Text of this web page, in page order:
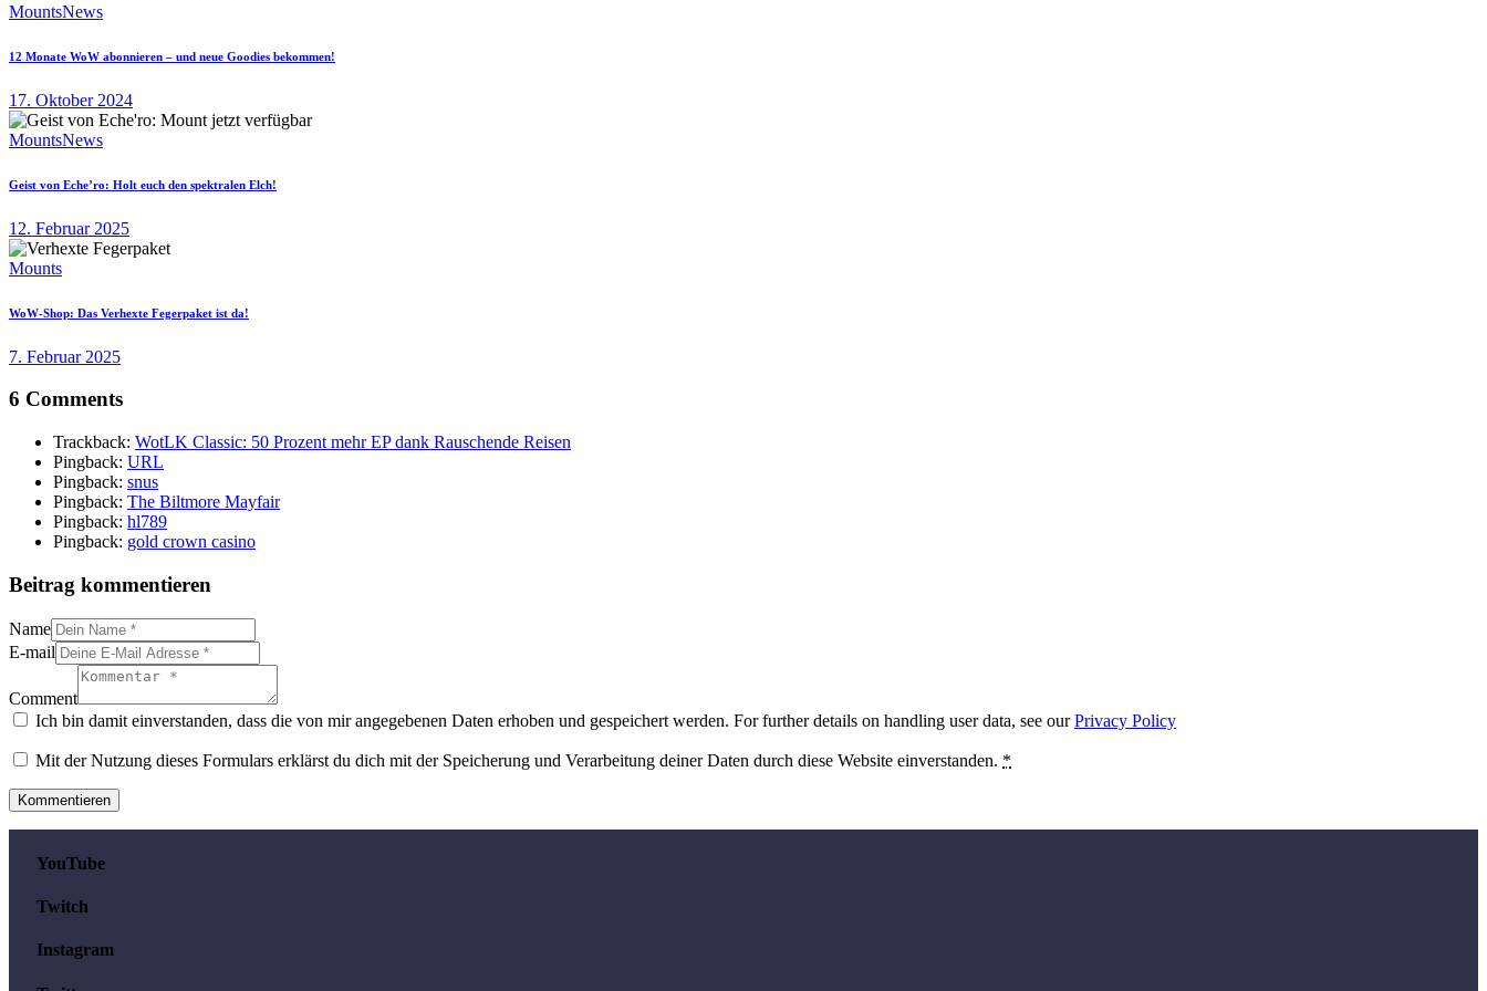
MountsNews
12 Monate WoW abonnieren – und neue Goodies bekommen!
17. Oktober 2024
MountsNews
Geist von Eche’ro: Holt euch den spektralen Elch!
12. Februar 2025
Mounts
WoW-Shop: Das Verhexte Fegerpaket ist da!
7. Februar 2025
6 Comments
Trackback: WotLK Classic: 50 Prozent mehr EP dank Rauschende Reisen
Pingback: URL
Pingback: snus
Pingback: The Biltmore Mayfair
Pingback: hl789
Pingback: gold crown casino
Beitrag kommentieren
Name
E-mail
Comment
Ich bin damit einverstanden, dass die von mir angegebenen Daten erhoben und gespeichert werden. For further details on handling user data, see ourPrivacy Policy
Mit der Nutzung dieses Formulars erklärst du dich mit der Speicherung und Verarbeitung deiner Daten durch diese Website einverstanden. *
YouTube
Twitch
Instagram